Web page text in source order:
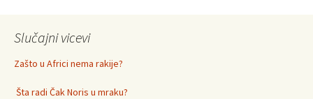
Slučajni vicevi
Zašto u Africi nema rakije?
Šta radi Čak Noris u mraku?